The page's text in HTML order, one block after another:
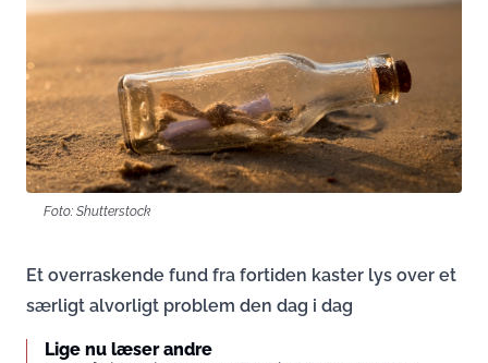
Foto: Shutterstock
Et overraskende fund fra fortiden kaster lys over et
særligt alvorligt problem den dag i dag
Lige nu læser andre